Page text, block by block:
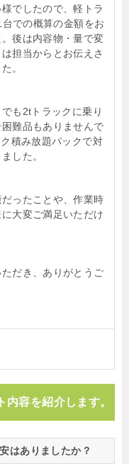
でしたので、軽トラ
での概算の金額をお
後は内容物・量で変
担当からとお伝えさ
。
も2tトラックに乗り
難品もありませんで
積み放題パックで対
した。
ったことや、作業時
大変ご満足いただけ
だき、ありがとうご
容を紹介します。
はありましたか？